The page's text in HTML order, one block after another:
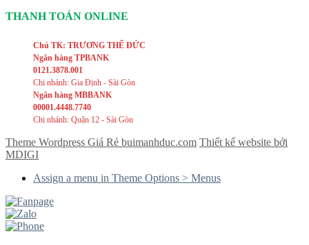
THANH TOÁN ONLINE
Chủ TK: TRƯƠNG THẾ ĐỨC
Ngân hàng TPBANK
0121.3878.001
Chi nhánh: Gia Định - Sài Gòn
Ngân hàng MBBANK
00001.4448.7740
Chi nhánh: Quận 12 - Sài Gòn
Theme Wordpress Giá Rẻ buimanhduc.com Thiết kế website bởi
MDIGI
Assign a menu in Theme Options > Menus